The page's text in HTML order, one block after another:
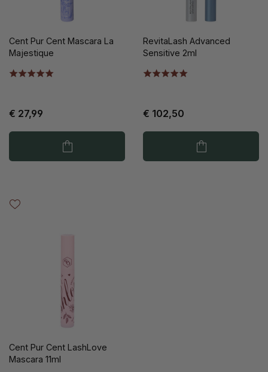
Cent Pur Cent Mascara La
Majestique
€ 27,99
RevitaLash Advanced
Sensitive 2ml
€ 102,50
Cent Pur Cent LashLove
Mascara 11ml